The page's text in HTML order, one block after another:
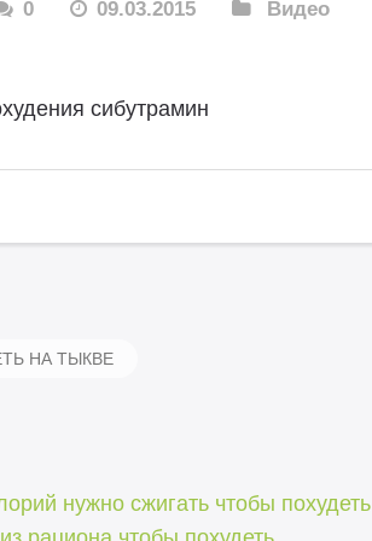
0 09.03.2015 Видео
сибутрамин
НА ТЫКВЕ
нужно сжигать чтобы похудеть